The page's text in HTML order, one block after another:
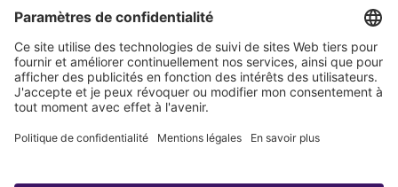
Contact direct
Tel:+33 3 88 65 76 00
Email:info@kessel.fr